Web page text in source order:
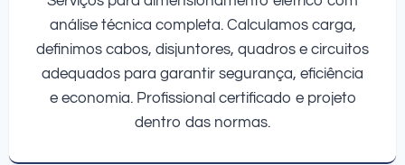
análise técnica completa. Calculamos carga,
definimos cabos, disjuntores, quadros e circuitos
adequados para garantir segurança, eficiência
e economia. Profissional certificado e projeto
dentro das normas.